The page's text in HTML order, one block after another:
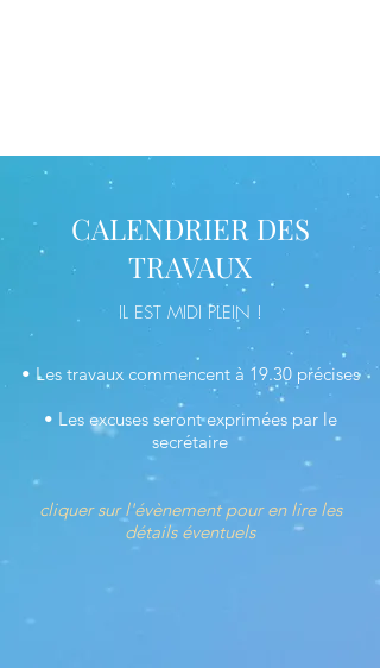
CALENDRIER DES
TRAVAUX
IL EST MIDI PLEIN !
• Les travaux commencent à 19.30 précises
• Les excuses seront exprimées par le
secrétaire
cliquer sur l'évènement pour en lire les
détails éventuels